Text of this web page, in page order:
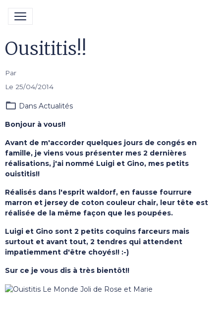
Ousititis!!
Par
Le 25/04/2014
Dans Actualités
Bonjour à vous!!
Avant de m'accorder quelques jours de congés en
famille, je viens vous présenter mes 2 dernières
réalisations, j'ai nommé Luigi et Gino, mes petits
ouistitis!!
Réalisés dans l'esprit waldorf, en fausse fourrure
marron et jersey de coton couleur chair, leur tête est
réalisée de la même façon que les poupées.
Luigi et Gino sont 2 petits coquins farceurs mais
surtout et avant tout, 2 tendres qui attendent
impatiemment d'être choyés!! :-)
Sur ce je vous dis à très bientôt!!